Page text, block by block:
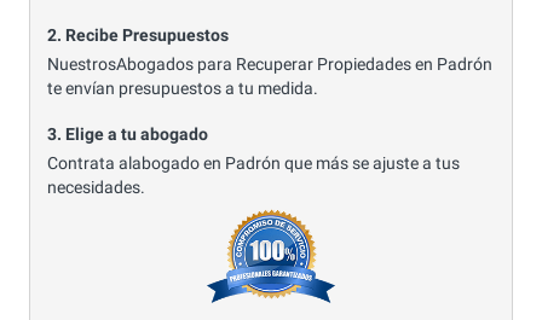
2. Recibe Presupuestos
NuestrosAbogados para Recuperar Propiedades en Padrón
te envían presupuestos a tu medida.
3. Elige a tu abogado
Contrata alabogado en Padrón que más se ajuste a tus
necesidades.